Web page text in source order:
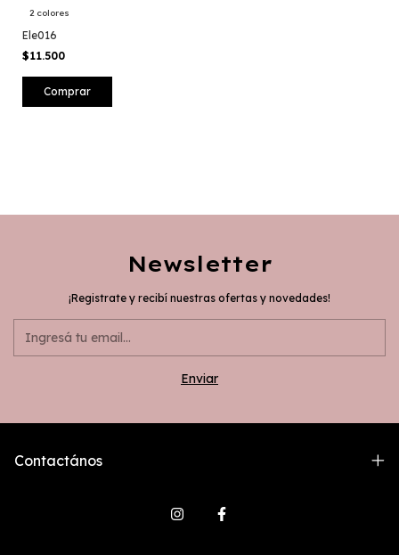
2 colores
Ele016
$11.500
Comprar
Newsletter
¡Registrate y recibí nuestras ofertas y novedades!
Contactános